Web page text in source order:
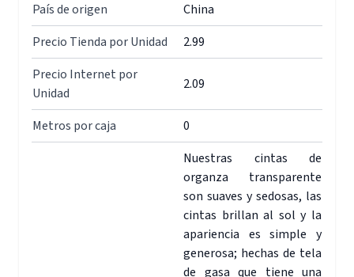
País de origen
China
Precio Tienda por Unidad
2.99
Precio Internet por
Unidad
2.09
Metros por caja 0
Nuestras cintas de
organza transparente
son suaves y sedosas, las
cintas brillan al sol y la
apariencia es simple y
generosa; hechas de tela
de gasa que tiene una